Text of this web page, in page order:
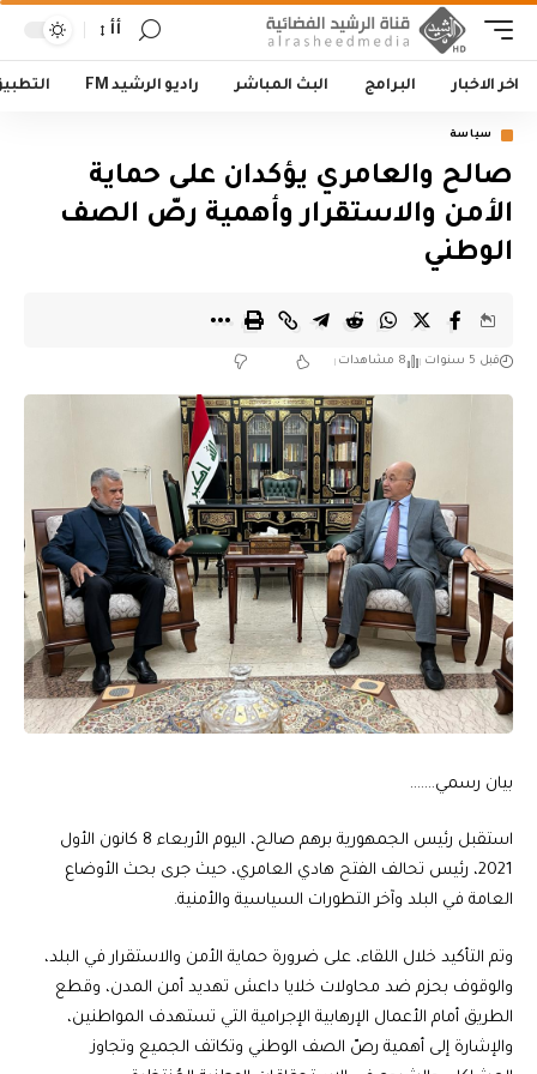
أأ
اخر الاخبار البرامج البث المباشر راديو الرشيد FM
سياسة
صالح والعامري يؤكدان على حماية
الأمن والاستقرار وأهمية رصّ الصف
الوطني
قبل 5 سنوات 8 مشاهدات
بيان رسمي…….
استقبل رئيس الجمهورية برهم صالح، اليوم الأربعاء 8 كانون الأول
2021، رئيس تحالف الفتح هادي العامري، حيث جرى بحث الأوضاع
العامة في البلد وآخر التطورات السياسية والأمنية.
وتم التأكيد خلال اللقاء، على ضرورة حماية الأمن والاستقرار في البلد،
والوقوف بحزم ضد محاولات خلايا داعش تهديد أمن المدن، وقطع
الطريق أمام الأعمال الإرهابية الإجرامية التي تستهدف المواطنين،
والإشارة إلى أهمية رصّ الصف الوطني وتكاتف الجميع وتجاوز